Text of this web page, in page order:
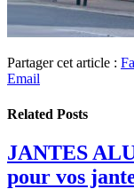
Partager cet article :
Email
Related Posts
JANTES
pour vos